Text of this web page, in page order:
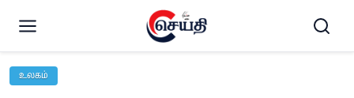
உலகம்